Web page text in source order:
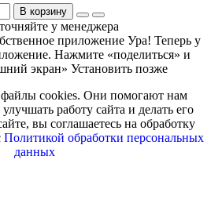
В корзину
у менеджера
приложение Ура! Теперь у
Нажмите «поделиться» и
экран» Установить позже
файлы cookies. Они помогают нам
работу сайта и делать его
вы соглашаетесь на обработку
Политикой обработки персональных
данных